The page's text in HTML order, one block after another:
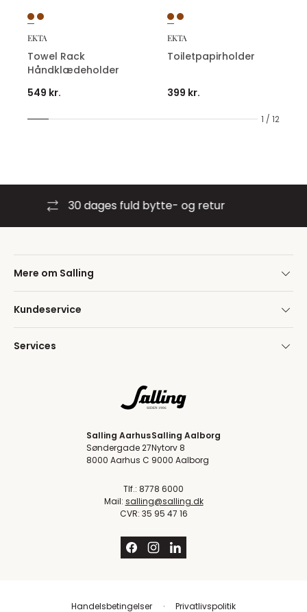
1 / 12
EKTA
Towel Rack
Håndklædeholder
549 kr.
EKTA
Toiletpapirholder
399 kr.
og retur Byt i
Mere om Salling
Kundeservice
Services
Salling Aarhus
Søndergade 27
8000 Aarhus C
Salling Aalborg
Nytorv 8
9000 Aalborg
Tlf.: 8778 6000
Mail: salling@salling.dk
CVR: 35 95 47 16
Handelsbetingelser Privatlivspolitik